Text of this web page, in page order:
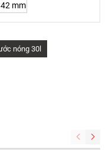
mm
nóng 30l